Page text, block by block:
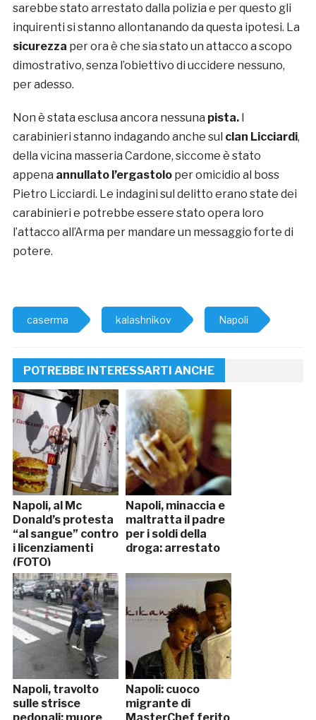
sarebbe stato arrestato dalla polizia e per questo gli
inquirenti si stanno allontanando da questa ipotesi. La
sicurezza per ora è che sia stato un attacco a scopo
dimostrativo, senza l’obiettivo di uccidere nessuno,
per adesso.
Non è stata esclusa ancora nessuna pista.I
carabinieri stanno indagando anche sul clan Licciardi,
della vicina masseria Cardone, siccome è stato
appena annullato l’ergastoloper omicidio al boss
Pietro Licciardi. Le indagini sul delitto erano state dei
carabinieri e potrebbe essere stato opera loro
l’attacco all’Arma per mandare un messaggio forte di
potere.
caserma kalashnikov Napoli
POTREBBE INTERESSARTI ANCHE
Napoli, al Mc
Donald’s protesta
“al sangue” contro
i licenziamenti
(FOTO)
Napoli, minaccia e
maltratta il padre
per i soldi della
droga: arrestato
Napoli, travolto
sulle strisce
Napoli: cuoco
migrante di